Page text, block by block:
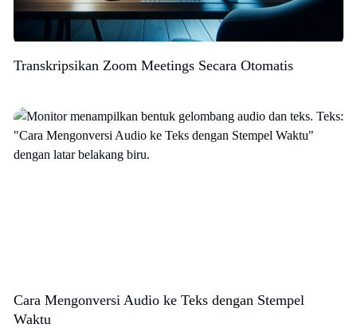
Transkripsikan Zoom Meetings Secara Otomatis
Cara Mengonversi Audio ke Teks dengan Stempel
Waktu